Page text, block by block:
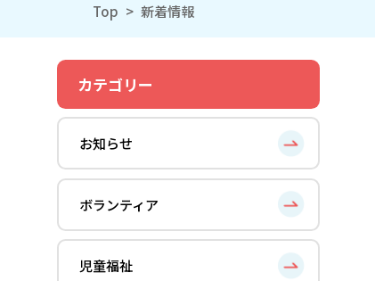
Top > 新着情報
カテゴリー
お知らせ
ボランティア
児童福祉